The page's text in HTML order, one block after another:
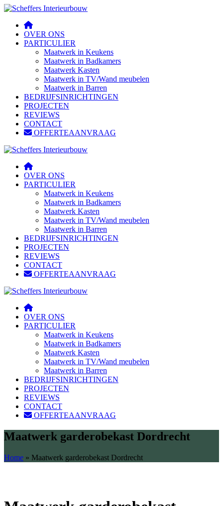
OVER ONS
PARTICULIER
Maatwerk in Keukens
Maatwerk in Badkamers
Maatwerk Kasten
Maatwerk in TV/Wand meubelen
Maatwerk in Barren
BEDRIJFSINRICHTINGEN
PROJECTEN
REVIEWS
CONTACT
OFFERTEAANVRAAG
OVER ONS
PARTICULIER
Maatwerk in Keukens
Maatwerk in Badkamers
Maatwerk Kasten
Maatwerk in TV/Wand meubelen
Maatwerk in Barren
BEDRIJFSINRICHTINGEN
PROJECTEN
REVIEWS
CONTACT
OFFERTEAANVRAAG
OVER ONS
PARTICULIER
Maatwerk in Keukens
Maatwerk in Badkamers
Maatwerk Kasten
Maatwerk in TV/Wand meubelen
Maatwerk in Barren
BEDRIJFSINRICHTINGEN
PROJECTEN
REVIEWS
CONTACT
OFFERTEAANVRAAG
Maatwerk garderobekast Dordrecht
Home » Maatwerk garderobekast Dordrecht